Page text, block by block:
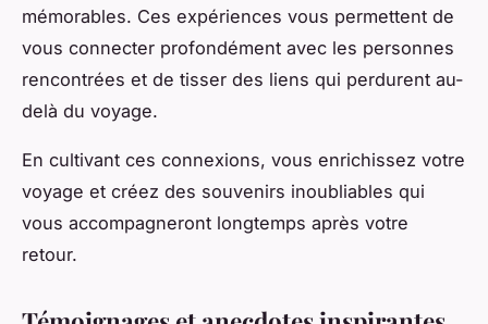
mémorables. Ces expériences vous permettent de
vous connecter profondément avec les personnes
rencontrées et de tisser des liens qui perdurent au-
delà du voyage.
En cultivant ces connexions, vous enrichissez votre
voyage et créez des souvenirs inoubliables qui
vous accompagneront longtemps après votre
retour.